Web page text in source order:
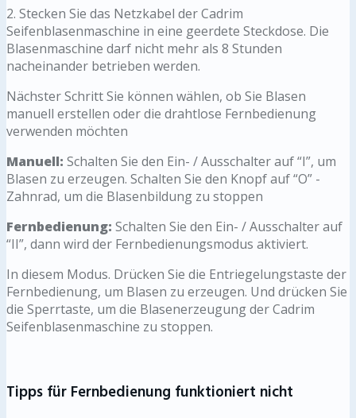
2. Stecken Sie das Netzkabel der Cadrim
Seifenblasenmaschine in eine geerdete Steckdose. Die
Blasenmaschine darf nicht mehr als 8 Stunden
nacheinander betrieben werden.
Nächster Schritt Sie können wählen, ob Sie Blasen
manuell erstellen oder die drahtlose Fernbedienung
verwenden möchten
Manuell: Schalten Sie den Ein- / Ausschalter auf “I”, um
Blasen zu erzeugen. Schalten Sie den Knopf auf “O” -
Zahnrad, um die Blasenbildung zu stoppen
Fernbedienung: Schalten Sie den Ein- / Ausschalter auf
“II”, dann wird der Fernbedienungsmodus aktiviert.
In diesem Modus. Drücken Sie die Entriegelungstaste der
Fernbedienung, um Blasen zu erzeugen. Und drücken Sie
die Sperrtaste, um die Blasenerzeugung der Cadrim
Seifenblasenmaschine zu stoppen.
Tipps für Fernbedienung funktioniert nicht